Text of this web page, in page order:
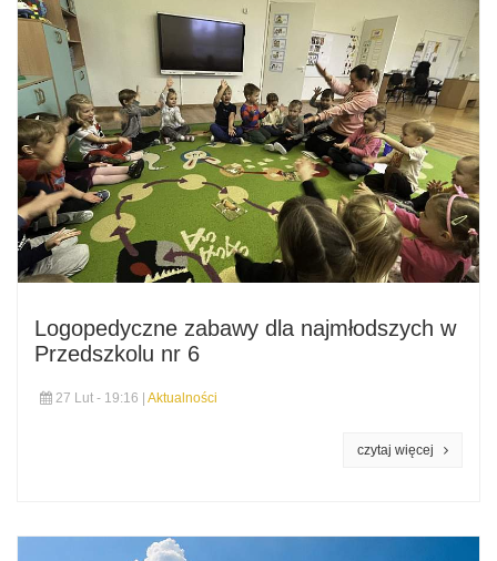
Logopedyczne zabawy dla najmłodszych w
Przedszkolu nr 6
27 Lut - 19:16 | Aktualności